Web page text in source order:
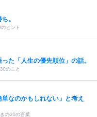
。
ヒント
た「人生の優先順位」の話。
のこと
単なのかもしれない」と考え
の30の言葉